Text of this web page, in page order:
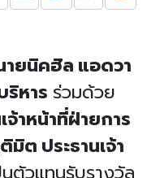
ายนิคฮิล แอดวา
ริหาร ร่วมด้วย
จ้าหน้าที่ฝ่ายการ
ต ประธานเจ้า
นตัวแทนรับรางวัล